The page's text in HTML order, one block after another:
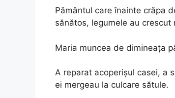
Pământul care înainte crăpa
sănătos, legumele au
Maria muncea de dimineața
A reparat acoperișul casei, a
ei mergeau la culcare sătule.